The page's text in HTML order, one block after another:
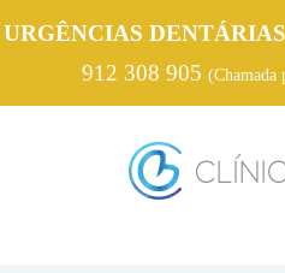
URGÊNCIAS
912 308 905 (Chamada